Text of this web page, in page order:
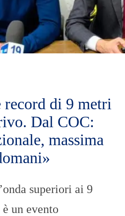
record di 9 metri
Dal COC:
massima
superiori ai 9
un evento